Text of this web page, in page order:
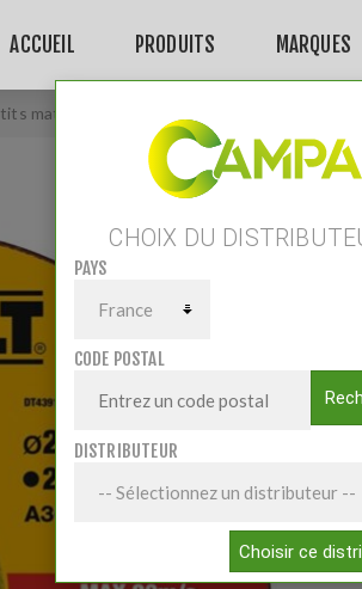
ACCUEIL PRODUITS MARQUES
matériels
'Ø
CHOIX DU
PAYS
CODE POSTAL
DISTRIBUTEUR
Choisir ce